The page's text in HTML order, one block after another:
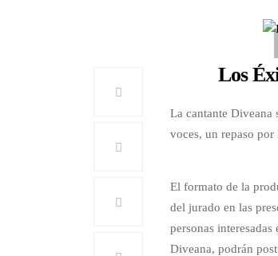
Los
La cantante Diveana
voces, un repaso
El formato de la
del jurado en las
personas
Diveana, podrán